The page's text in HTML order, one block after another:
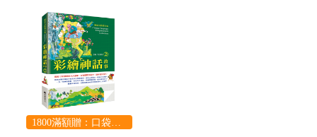
1800滿額贈：口袋玩具一份（隨機出貨） (summer read)